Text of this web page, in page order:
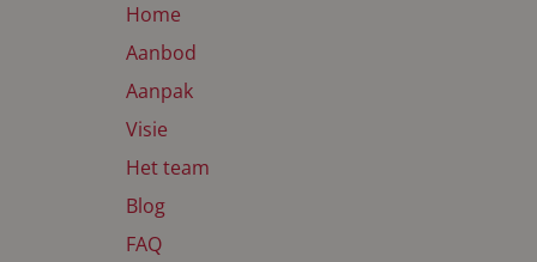
Home
Aanbod
Aanpak
Visie
Het team
Blog
FAQ